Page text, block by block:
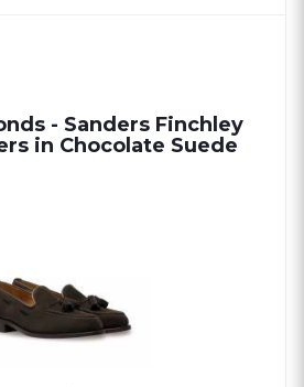
- Sanders Finchley
in Chocolate Suede